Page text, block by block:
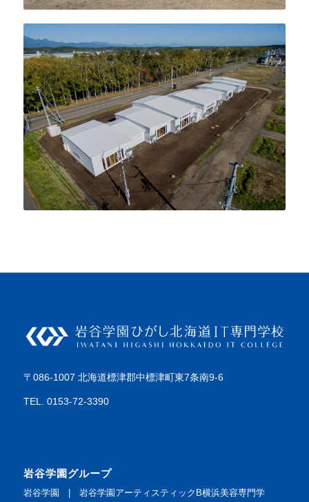
〒086-1007 北海道標津郡中標津町東7条南9-6
TEL. 0153-72-3390
岩谷学園グループ
岩谷学園 | 岩谷学園アーティスティックB横浜美容専門学